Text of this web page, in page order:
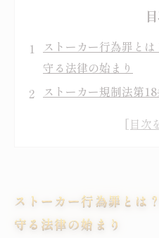
ストーカー行為罪と
守る法律の始まり
ストーカー規制法第
害者のための相談窓口
ストーカー被害からの
ストーカー行為罪とは
守る法律の始まり